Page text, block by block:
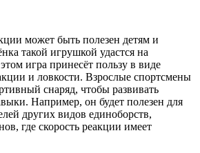
может быть полезен детям и
такой игрушкой удастся на
игра принесёт пользу в виде
и ловкости. Взрослые спортсмены
снаряд, чтобы развивать
Например, он будет полезен для
других видов единоборств,
где скорость реакции имеет